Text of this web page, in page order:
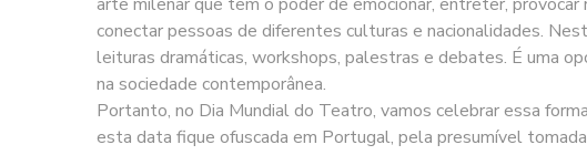
conectar pessoas de diferentes culturas e nacionalidades.
leituras dramáticas, workshops, palestras e debates. É uma
na sociedade contemporânea.
Portanto, no Dia Mundial do Teatro, vamos celebrar essa
esta data fique ofuscada em Portugal, pela presumível